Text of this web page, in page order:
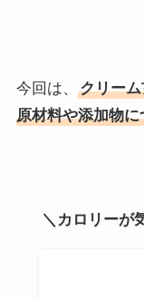
今回は、
クリー
原材料や添加物に
＼カロリーが